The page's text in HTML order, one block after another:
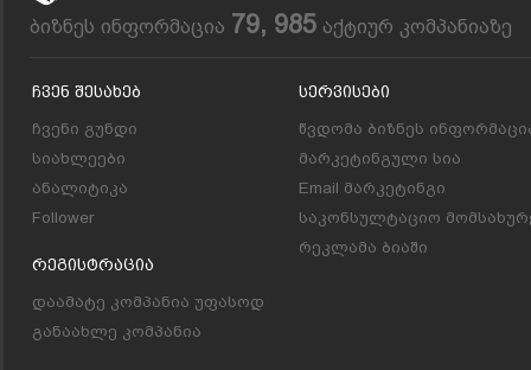
ბიზნეს ინფორმაცია 79, 985 აქტიურ კომპანიაზე
Ჩვენ Შესახებ
ჩვენი გუნდი
სიახლეები
ანალიტიკა
Follower
Რეგისტრაცია
დაამატე კომპანია უფასოდ
განაახლე კომპანია
Სერვისები
წვდომა ბიზნეს
მარკეტინგული სია
Email მარკეტინგი
საკონსულტაციო
რეკლამა ბიაში